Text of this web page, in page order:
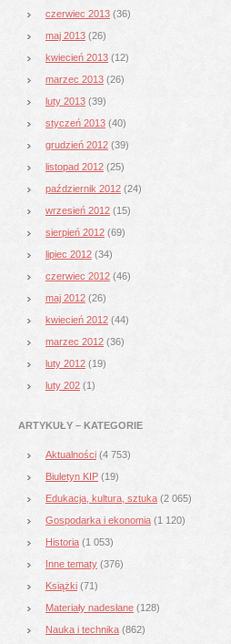
czerwiec 2013 (36)
maj 2013 (26)
kwiecień 2013 (12)
marzec 2013 (26)
luty 2013 (39)
styczeń 2013 (40)
grudzień 2012 (39)
listopad 2012 (25)
październik 2012 (24)
wrzesień 2012 (15)
sierpień 2012 (69)
lipiec 2012 (34)
czerwiec 2012 (46)
maj 2012 (26)
kwiecień 2012 (44)
marzec 2012 (36)
luty 2012 (19)
luty 202 (1)
ARTYKUŁY – KATEGORIE
Aktualności (4 753)
Biuletyn KIP (19)
Edukacja, kultura, sztuka (2 065)
Gospodarka i ekonomia (1 120)
Historia (1 053)
Inne tematy (376)
Książki (71)
Materiały nadesłane (128)
Nauka i technika (862)